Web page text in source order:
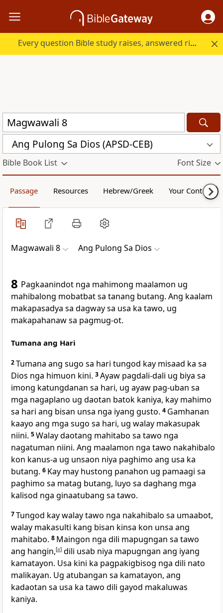
Every question Bible study raises, answered right here.
Ang Pulong Sa Dios (APSD-CEB)
Bible Book List Font Size
Passage Resources Hebrew/Greek Your Content
Magwawali 8 Ang Pulong Sa Dios
8 Pagkaanindot nga mahimong maalamon ug
mahibalong mobatbat sa tanang butang. Ang kaalam
makapasadya sa dagway sa usa ka tawo, ug
makapahanaw sa pagmug-ot.
Tumana ang Hari
2Tumana ang sugo sa hari tungod kay misaad ka sa
Dios nga himuon kini. 3Ayaw pagdali-dali ug biya sa
imong katungdanan sa hari, ug ayaw pag-uban sa
mga nagaplano ug daotan batok kaniya, kay mahimo
sa hari ang bisan unsa nga iyang gusto. 4 Gamhanan
kaayo ang mga sugo sa hari, ug walay makasupak
niini. 5Walay daotang mahitabo sa tawo nga
nagatuman niini. Ang maalamon nga tawo nakahibalo
kon kanus-a ug unsaon niya paghimo ang usa ka
butang. 6 Kay may hustong panahon ug pamaagi sa
paghimo sa matag butang, luyo sa daghang mga
kalisod nga ginaatubang sa tawo.
7Tungod kay walay tawo nga nakahibalo sa umaabot,
walay makasulti kang bisan kinsa kon unsa ang
mahitabo. 8 Maingon nga dili mapugngan sa tawo
ang hangin,[a] dili usab niya mapugngan ang iyang
kamatayon. Usa kini ka pagpakigbisog nga dili nato
malikayan. Ug atubangan sa kamatayon, ang
kadaotan sa usa ka tawo dili gayod makaluwas
kaniya.